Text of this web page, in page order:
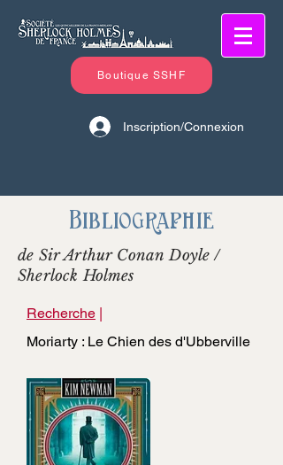
Boutique SSHF
Inscription/Connexion
Bibliographie
de Sir Arthur Conan Doyle /
Sherlock Holmes
Recherche |
Moriarty : Le Chien des d'Ubberville